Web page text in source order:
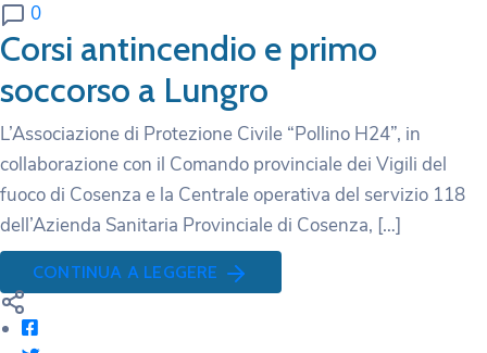
0
Corsi antincendio e primo
soccorso a Lungro
L’Associazione di Protezione Civile “Pollino H24”, in
collaborazione con il Comando provinciale dei Vigili del
fuoco di Cosenza e la Centrale operativa del servizio 118
dell’Azienda Sanitaria Provinciale di Cosenza, […]
CONTINUA A LEGGERE